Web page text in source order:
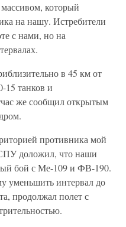
который
на нашу. Истребители
с нами, но на
в 45 км от
15 танков и
же сообщил открытым
противника мой
доложил, что наши
бой с Ме-109 и ФВ-190.
уменьшить интервал до
продолжал полет с